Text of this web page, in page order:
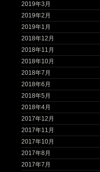
2019年3月
2019年2月
2019年1月
2018年12月
2018年11月
2018年10月
2018年7月
2018年6月
2018年5月
2018年4月
2017年12月
2017年11月
2017年10月
2017年8月
2017年7月